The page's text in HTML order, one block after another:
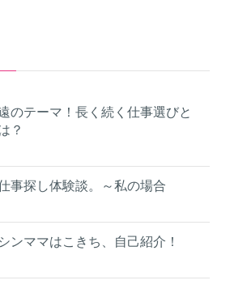
のテーマ！長く続く仕事選びと
？
事探し体験談。～私の場合
ンママはこきち、自己紹介！